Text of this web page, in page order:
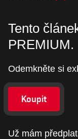
Tento
PREMIUM.
Odemkněte si
Koupit
Už mám